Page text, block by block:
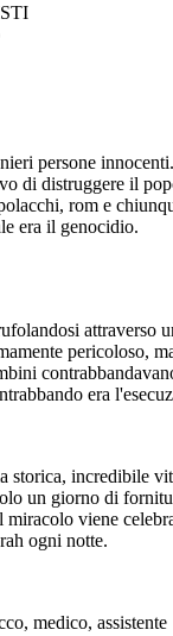
persone
di distruggere il
rom e
era il genocidio.
attraverso
pericoloso,
era
storica, incredibile
un giorno di
viene
ogni notte.
medico, assistente